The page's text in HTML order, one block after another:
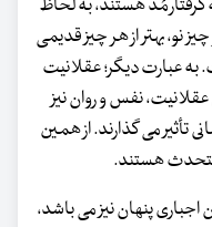
مُد هستند، به لحاظ
نو، بهتر از هر چیز قدیمی
به عبارت دیگر؛ عقلانیت
نفس و روان نیز
تأثیر می گذارند. از همین
هستند.
پنهان نیز می باشد،